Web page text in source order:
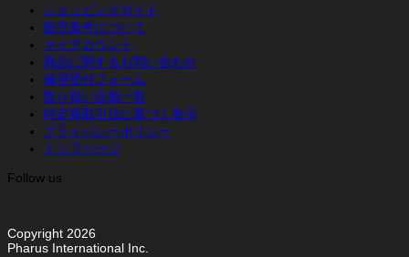
ショッピングガイド
販売条件について
マイアカウント
商品に関するお問い合わせ
修理受付フォーム
取り扱い店舗一覧
特定商取引法に基づく表示
プライバシーポリシー
トップページ
Follow us
Copyright 2026
Pharus International Inc.